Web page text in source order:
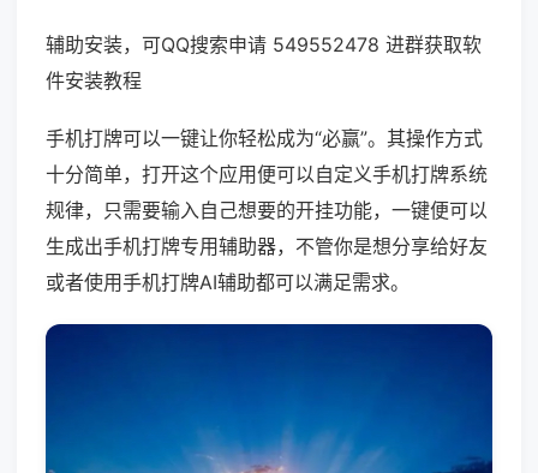
辅助安装，可QQ搜索申请 549552478 进群获取软
件安装教程
手机打牌可以一键让你轻松成为“必赢”。其操作方式
十分简单，打开这个应用便可以自定义手机打牌系统
规律，只需要输入自己想要的开挂功能，一键便可以
生成出手机打牌专用辅助器，不管你是想分享给好友
或者使用手机打牌AI辅助都可以满足需求。